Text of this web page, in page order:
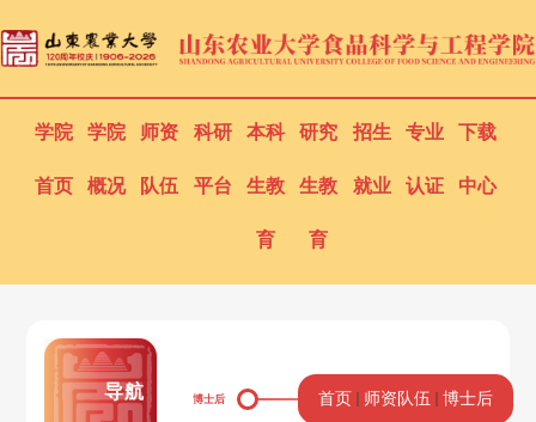
学院
首页
学院
概况
师资
队伍
科研
平台
本科
生教
育
研究
生教
育
招生
就业
专业
认证
下载
中心
导航 博士后 首页 师资队伍 博士后